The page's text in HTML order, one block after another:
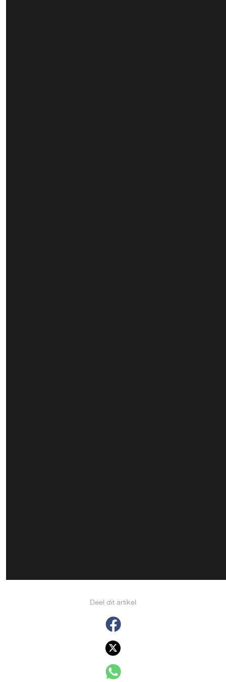
Deel dit artikel